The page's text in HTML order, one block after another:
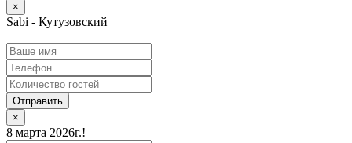
×
Sabi - Кутузовский
Отправить
×
8 марта 2026г.!